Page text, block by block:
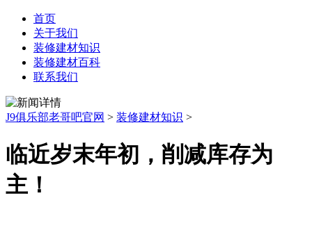
首页
关于我们
装修建材知识
装修建材百科
联系我们
J9俱乐部老哥吧官网 > 装修建材知识 >
临近岁末年初，削减库存为
主！